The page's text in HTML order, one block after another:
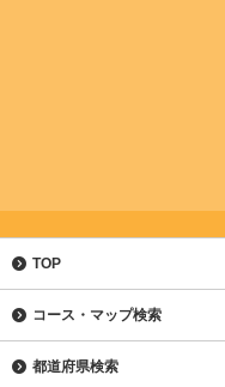
TOP
コース・マップ検索
都道府県検索